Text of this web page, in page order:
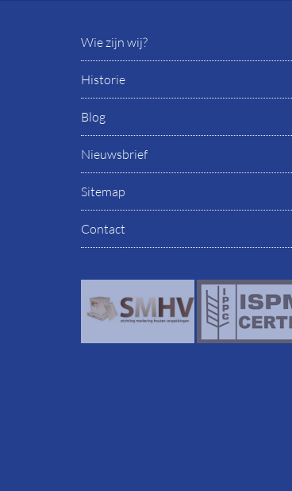
Wie zijn wij?
Historie
Blog
Nieuwsbrief
Sitemap
Contact